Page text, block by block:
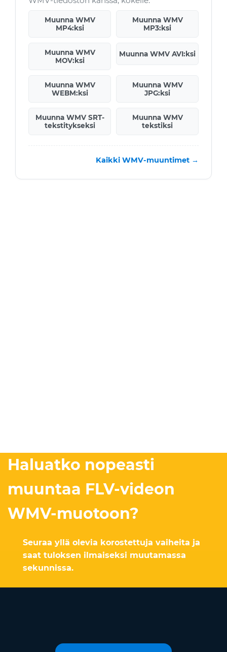
Muunna WMV
MP4:ksi
Muunna WMV
MP3:ksi
Muunna WMV
MOV:ksi
Muunna WMV AVI:ksi
Muunna WMV
WEBM:ksi
Muunna WMV
JPG:ksi
Muunna WMV SRT-
tekstitykseksi
Muunna WMV
tekstiksi
Kaikki WMV-muuntimet →
Haluatko nopeasti
muuntaa FLV-videon
WMV-muotoon?
Seuraa yllä olevia korostettuja vaiheita ja
saat tuloksen ilmaiseksi muutamassa
sekunnissa.